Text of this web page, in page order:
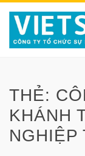
THẺ:
KHÁNH
NGHIỆP